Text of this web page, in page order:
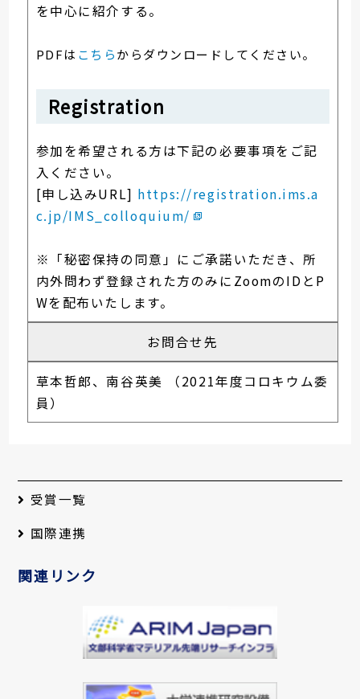
を中心に紹介する。
PDFは こ ちらからダウンロードしてください。
Registration
参加を希望される方は下記の必要事項をご記
入ください。
[申し込みURL] https://registration.ims.a
c.jp/IMS_colloquium/
※「秘密保持の同意」にご承諾いただき、所
内外問わず登録された方のみにZoomのIDとP
Wを配布いたします。
お問合せ先
草本哲郎、南谷英美 （2021年度コロキウム委
員）
受賞一覧
国際連携
関連リンク